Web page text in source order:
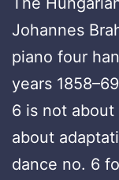
Johannes
piano four
years
6 is not about
about
dance no. 6